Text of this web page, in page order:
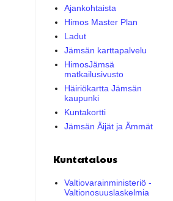
Ajankohtaista
Himos Master Plan
Ladut
Jämsän karttapalvelu
HimosJämsä
matkailusivusto
Häiriökartta Jämsän
kaupunki
Kuntakortti
Jämsän Äijät ja Ämmät
Kuntatalous
Valtiovarainministeriö -
Valtionosuuslaskelmia